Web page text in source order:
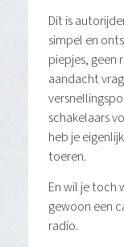
Dit is
simpel en
piepjes, geen
aandacht
schakelaars
heb je
toeren.
En wil je toch
gewoon een
radio.